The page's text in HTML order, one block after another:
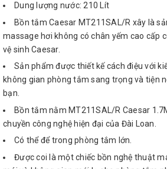
Dung lượng nước: 210 Lít
Bồn tắm Caesar MT211SAL/R xây là
massage hơi không có chân yếm cao cấp
vệ sinh Caesar.
Sản phẩm được thiết kế cách điệu với
không gian phòng tắm sang trọng và tiện
bạn.
Bồn tắm nằm MT211SAL/R Caesar
chuyền công nghệ hiện đại của Đài Loan.
Có thể để trong phòng tắm lớn.
Được coi là một chiếc bồn nghệ thuật